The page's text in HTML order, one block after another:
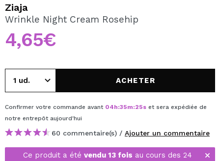
En créant un compte sur Maquibeauty.fr vous pourrez
effectuer vos achats rapidement, vérifier l'état de vos
commandes et consulter vos opérations précédentes.
CRÉER UN COMPTE
Ziaja
Wrinkle Night Cream Rosehip
4,65€
ACHETER
Confirmer votre commande avant 04h:35m:24s et sera expédiée de
notre entrepôt aujourd'hui
60 commentaire(s) / Ajouter un commentaire
Ce produit a été vendu 13 fois au cours des 24